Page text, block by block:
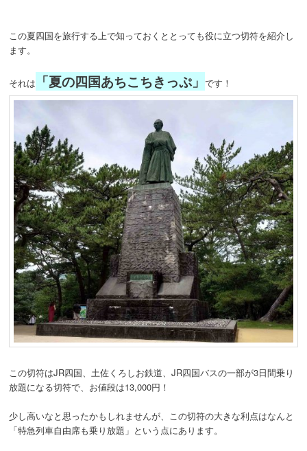
この夏四国を旅行する上で知っておくととっても役に立つ切符を紹介し
ます。
それは 「夏の四国あちこちきっぷ」です！
この切符はJR四国、土佐くろしお鉄道、JR四国バスの一部が3日間乗り
放題になる切符で、お値段は13,000円！
少し高いなと思ったかもしれませんが、この切符の大きな利点はなんと
「特急列車自由席も乗り放題」という点にあります。